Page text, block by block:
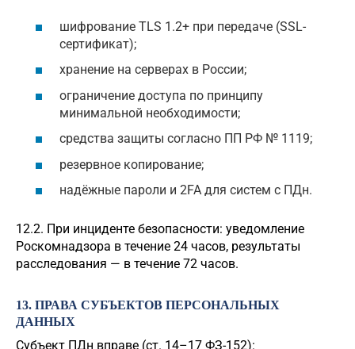
шифрование TLS 1.2+ при передаче (SSL-
сертификат);
хранение на серверах в России;
ограничение доступа по принципу
минимальной необходимости;
средства защиты согласно ПП РФ № 1119;
резервное копирование;
надёжные пароли и 2FA для систем с ПДн.
12.2. При инциденте безопасности: уведомление
Роскомнадзора в течение 24 часов, результаты
расследования — в течение 72 часов.
13. ПРАВА СУБЪЕКТОВ ПЕРСОНАЛЬНЫХ
ДАННЫХ
Субъект ПДн вправе (ст. 14–17 ФЗ-152):